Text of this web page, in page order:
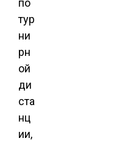
по
тур
ни
рн
ой
ди
ста
нц
ии,